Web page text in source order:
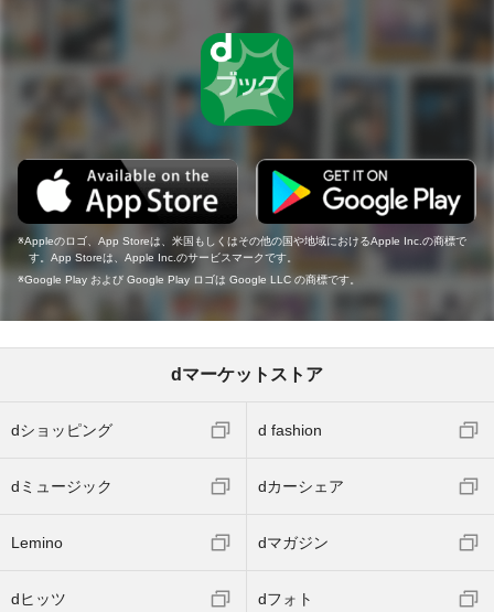
Appleのロゴ、App Storeは、米国もしくはその他の国や地域におけるApple Inc.の商標で
す。App Storeは、Apple Inc.のサービスマークです。
Google Play および Google Play ロゴは Google LLC の商標です。
dマーケットストア
dショッピング d fashion
dミュージック dカーシェア
Lemino dマガジン
dヒッツ dフォト